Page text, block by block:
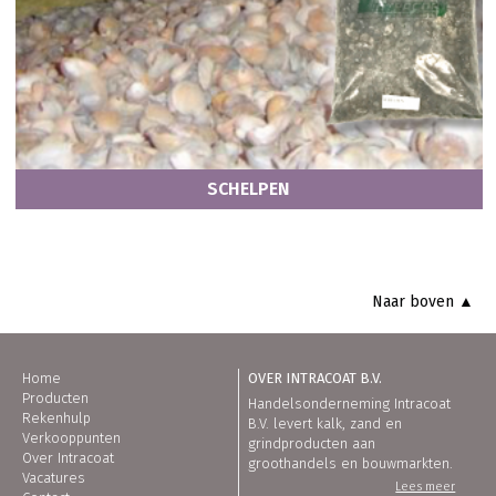
SCHELPEN
Naar boven ▲
Home
Producten
Rekenhulp
Verkooppunten
Over Intracoat
Vacatures
OVER INTRACOAT B.V.
Handelsonderneming Intracoat
B.V. levert kalk, zand en
grindproducten aan
groothandels en bouwmarkten.
Lees meer